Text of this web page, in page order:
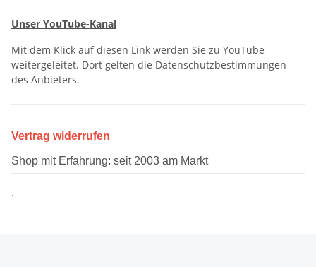
Unser YouTube-Kanal
Mit dem Klick auf diesen Link werden Sie zu YouTube
weitergeleitet. Dort gelten die Datenschutzbestimmungen
des Anbieters.
Vertrag widerrufen
Shop mit Erfahrung: seit 2003 am Markt
.